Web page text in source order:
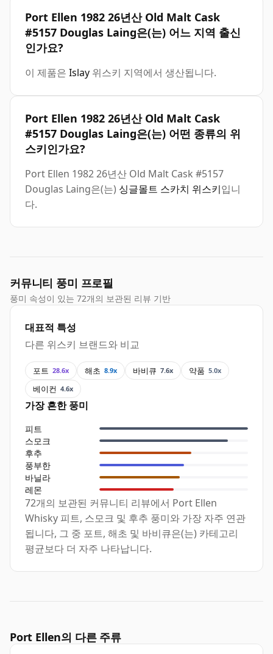
Port Ellen 1982 26년산 Old Malt Cask
#5157 Douglas Laing은(는) 어느 지역 출신
인가요?
이 제품은 Islay 위스키 지역에서 생산됩니다.
Port Ellen 1982 26년산 Old Malt Cask
#5157 Douglas Laing은(는) 어떤 종류의 위
스키인가요?
Port Ellen 1982 26년산 Old Malt Cask #5157
Douglas Laing은(는) 싱글몰트 스카치 위스키입니
다.
커뮤니티 풍미 프로필
풍미 속성이 있는 72개의 보관된 리뷰 기반
대표적 특성
다른 위스키 브랜드와 비교
포트 28.6x 해초 8.9x 바비큐 7.6x 약품 5.0x
베이컨 4.6x
가장 흔한 풍미
피트
스모크
후추
풍부한
바닐라
레몬
72개의 보관된 커뮤니티 리뷰에서 Port Ellen
Whisky 피트, 스모크 및 후추 풍미와 가장 자주 연관
됩니다, 그 중 포트, 해초 및 바비큐은(는) 카테고리
평균보다 더 자주 나타납니다.
Port Ellen의 다른 주류